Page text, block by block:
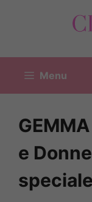
Menu
e
speciale